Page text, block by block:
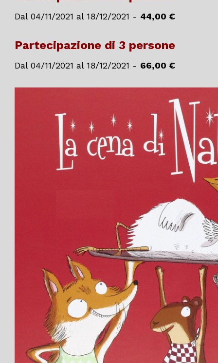
Dal 04/11/2021 al 18/12/2021 - 44,00 €
Partecipazione di 3 persone
Dal 04/11/2021 al 18/12/2021 - 66,00 €